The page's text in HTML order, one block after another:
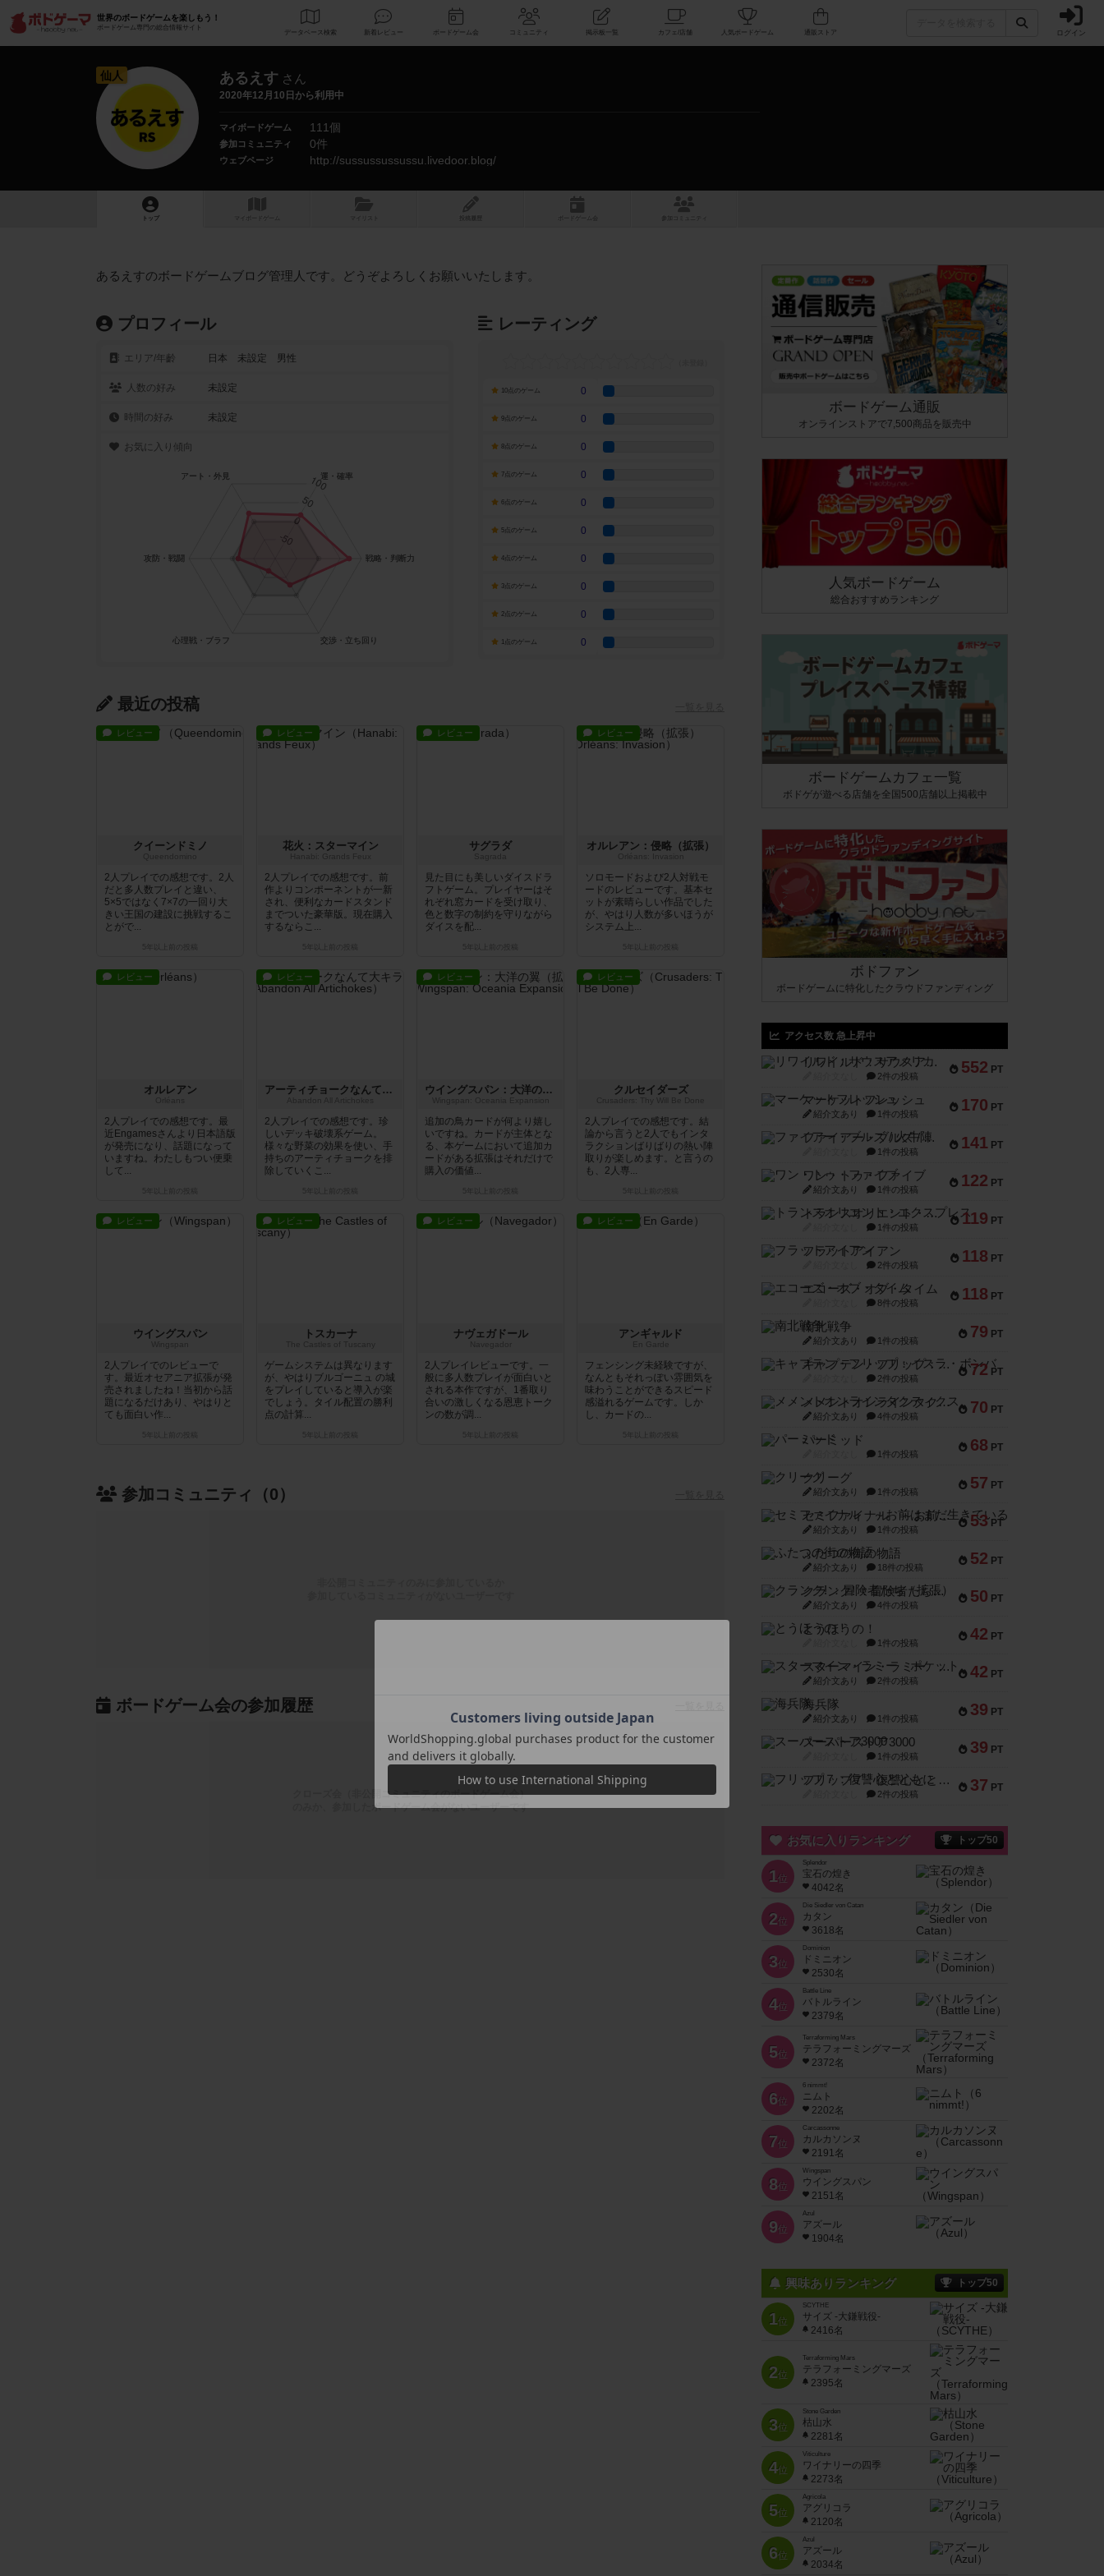
世界のボードゲームを楽しもう！
ボードゲーム専門の総合情報サイト
データベース 検索 新着レビュー ボードゲーム会 コミュニティ 掲示板一覧 カフェ/店舗 人気ボードゲーム ログイン
仙人 あるえす さん
2020年12月10日から利用中
マイボードゲーム 111個
参加コミュニティ 0件
ウェブページ http://sussussussussu.livedoor.blog/
トップ マイボードゲーム ドゲ
あるえすのボードゲームブログ管理人です。どうぞよろしくお願いいたします。
プロフィール
エリア/年齡 日本 未設定 男性
人数の好み 未設定
時間の好み 未設定
お気に入り傾向
レーティング
10点のゲーム 0
9点のゲーム 0
8点のゲーム 0
7点のゲーム 0
6点のゲーム 0
5点のゲーム 0
4点のゲーム 0
3点のゲーム 0
2点のゲーム 0
1点のゲーム 0
最近の投稿
レビュー
クイーンドミノ
2人プレイでの感想です。2人
だと多人数プレイと違い、
5×5ではなく7×7の一回り大
きい王国の建設に挑戦するこ
とがで...
レビュー
花火：スターマイン
Hanabi: Grands Feux
2人プレイでの感想です。前
作よりコンポーネントが一新
され、便利なカードスタンド
までついた豪華版。現在購入
するならこ...
レビュー
サグラダ
見た目にも美しいダイスドラ
フトゲーム。プレイヤーはそ
れぞれ窓カードを受け取り、
色と数字の制約を守りながら
ダイスを配...
レビュー
オルレアン：侵略（拡張）
ソロモードおよび2人対戦モ
ードのレビューです。基本セ
ットが素晴らしい作品でした
が、やはり人数が多いほうが
システム上...
レビュー
オルレアン
2人プレイでの感想です。最
近Engamesさんより日本語版
が発売になり、話題になって
いますね。わたしもつい便乗
して...
レビュー
アーティチョークなんて大キライ！
2人プレイでの感想です。珍
しいデッキ破壊系ゲーム。
様々な野菜の効果を使い、手
持ちのアーティチョークを排
除していくこ...
レビュー
ウイングスパン：大洋の翼（拡張）
Wingspan: Oceania Expansion
追加の鳥カードが何より嬉し
いですね。カードが主体とな
る、本ゲームにおいて追加カ
ードがある拡張はそれだけで
購入の価値...
レビュー
クルセイダーズ
2人プレイでの感想です。結
論から言うと2人でもインタ
ラクションばりばりの熱い陣
取りが楽しめます。と言うの
も、2人専...
レビュー
ウイングスパン
2人プレイでのレビューで
す。最近オセアニア拡張が発
売されましたね！当初から話
題になるだけあり、やはりと
ても面白い作...
レビュー
トスカーナ
ゲームシステムは異なります
が、やはりブルゴーニュ の城
をプレイしていると導入が楽
でしょう。タイル配置の勝利
点の計算...
レビュー
ナヴェガドール
Navegador
2人プレイレビューです。一
般に多人数プレイが面白いと
される本作ですが、1番取り
合いの激しくなる恩恵トーク
ンの数が調...
レビュー
アンギャルド
フェンシング未経験ですが、
なんともそれっぽい雰囲気を
味わうことができるスピード
感溢れるゲームです。しか
し、カードの...
参加コミュニティ（0）
ボードゲーム会の参加履歴
クローズ会（非公開コミュニティのボードゲーム会）
のみか、参加したボードゲーム会がないユーザーです
ボードゲーム通販
オンラインストアで7,500商品を販売中
人気ボードゲーム
総合おすすめランキング
ボードゲームカフェ一覧
ボドゲが遊べる店舗を全国500店舗以上掲載中
ボドファン
ボードゲームに特化したクラウドファンディング
アクセス数 急上昇中
552 PT
リワイルド：サウスアメリカ
2件の投稿
170 PT
マーケットフレッシュ
紹介文あり 1件の投稿
141 PT
ファイアー・ブルズ / 火牛陣
1件の投稿
122 PT
ワン・トゥ・ファイブ
紹介文あり 1件の投稿
119 PT
トランスオリエント・エクスプレス
1件の投稿
118 PT
フラットアイアン
2件の投稿
118 PT
エコーズ・オブ・タイム
8件の投稿
79 PT
南北戦争
紹介文あり 1件の投稿
72 PT
キャプテン・フリップ：イスラ・ボンバ
2件の投稿
70 PT
メメントオンラインタクティクス
紹介文あり 4件の投稿
68 PT
パーミッド
1件の投稿
57 PT
クリーグ
紹介文あり 1件の投稿
53 PT
セミファイナル ～お前はまだ生きている～
紹介文あり 1件の投稿
52 PT
ふたつの街の物語
紹介文あり 18件の投稿
50 PT
クランク! ：冒険者たち（拡張）
紹介文あり 4件の投稿
42 PT
とうほうの！
1件の投稿
42 PT
スターマイン・ラミー ポケット
紹介文あり 2件の投稿
39 PT
海兵隊
紹介文あり 1件の投稿
39 PT
スーパーストア3000
1件の投稿
37 PT
フリップ７：復讐心とともに
2件の投稿
お気に入りランキング トップ50
1位
Splendor
宝石の煌き
4042名
2位
Die Siedler von Catan
カタン
3618名
3位
Dominion
ドミニオン
2530名
4位
Battle Line
バトルライン
2379名
5位
Terraforming Mars
テラフォーミングマーズ
2372名
6位
6 nimmt!
ニムト
2202名
7位
Carcassonne
カルカソンヌ
2191名
8位
Wingspan
ウイングスパン
2151名
9位
Azul
アズール
1904名
興味ありランキング トップ50
1位
SCYTHE
サイズ -大鎌戦役-
2416名
2位
Terraforming Mars
テラフォーミングマーズ
2395名
3位
Stone Garden
枯山水
2281名
4位
Viticulture
ワイナリーの四季
2273名
5位
Agricola
アグリコラ
2120名
6位
Azul
アズール
2034名